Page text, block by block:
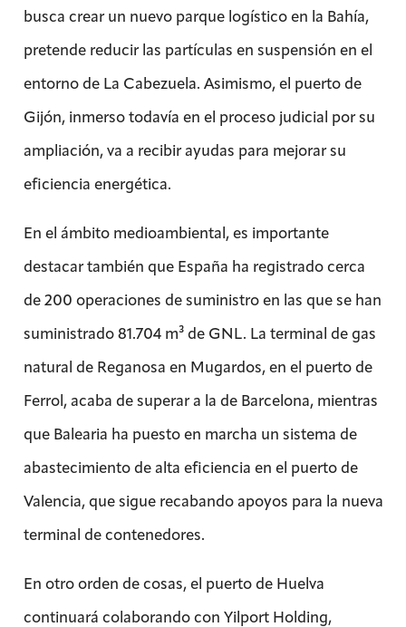
busca crear un nuevo parque logístico en la Bahía,
pretende reducir las partículas en suspensión en el
entorno de La Cabezuela. Asimismo, el puerto de
Gijón, inmerso todavía en el proceso judicial por su
ampliación, va a recibir ayudas para mejorar su
eficiencia energética.
En el ámbito medioambiental, es importante
destacar también que España ha registrado cerca
de 200 operaciones de suministro en las que se han
suministrado 81.704 m³ de GNL. La terminal de gas
natural de Reganosa en Mugardos, en el puerto de
Ferrol, acaba de superar a la de Barcelona, mientras
que Balearia ha puesto en marcha un sistema de
abastecimiento de alta eficiencia en el puerto de
Valencia, que sigue recabando apoyos para la nueva
terminal de contenedores.
En otro orden de cosas, el puerto de Huelva
continuará colaborando con Yilport Holding,